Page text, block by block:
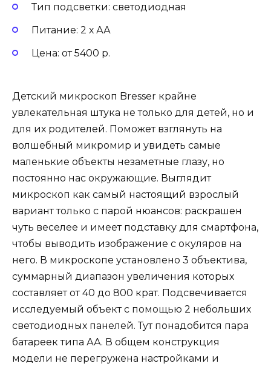
Тип подсветки: светодиодная
Питание: 2 х АА
Цена: от 5400 р.
Детский микроскоп Bresser крайне
увлекательная штука не только для детей, но и
для их родителей. Поможет взглянуть на
волшебный микромир и увидеть самые
маленькие объекты незаметные глазу, но
постоянно нас окружающие. Выглядит
микроскоп как самый настоящий взрослый
вариант только с парой нюансов: раскрашен
чуть веселее и имеет подставку для смартфона,
чтобы выводить изображение с окуляров на
него. В микроскопе установлено 3 объектива,
суммарный диапазон увеличения которых
составляет от 40 до 800 крат. Подсвечивается
исследуемый объект с помощью 2 небольших
светодиодных панелей. Тут понадобится пара
батареек типа АА. В общем конструкция
модели не перегружена настройками и